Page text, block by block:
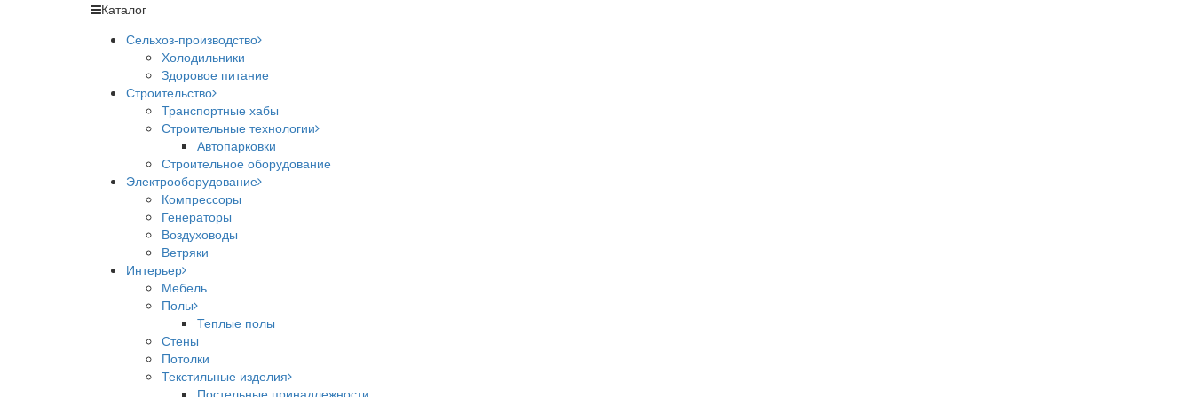
Каталог
Сельхоз-производство
Холодильники
Здоровое питание
Строительство
Транспортные хабы
Строительные технологии
Автопарковки
Строительное оборудование
Электрооборудование
Компрессоры
Генераторы
Воздуховоды
Ветряки
Интерьер
Мебель
Полы
Теплые полы
Стены
Потолки
Текстильные изделия
Постельные принадлежности